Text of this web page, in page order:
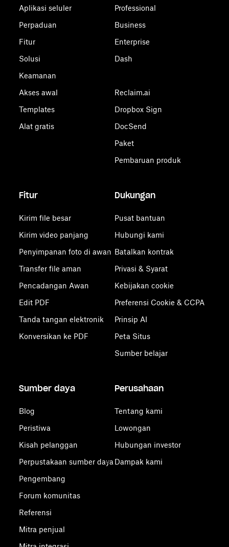
Aplikasi seluler
Perpaduan
Fitur
Solusi
Keamanan
Akses awal
Templates
Alat gratis
Professional
Business
Enterprise
Dash
Reclaim.ai
Dropbox Sign
DocSend
Paket
Pembaruan produk
Fitur
Kirim file besar
Kirim video panjang
Penyimpanan foto di awan
Transfer file aman
Pencadangan Awan
Edit PDF
Tanda tangan elektronik
Konversikan ke PDF
Dukungan
Pusat bantuan
Hubungi kami
Batalkan kontrak
Privasi & Syarat
Kebijakan cookie
Preferensi Cookie & CCPA
Prinsip AI
Peta Situs
Sumber belajar
Sumber daya
Blog
Peristiwa
Kisah pelanggan
Perpustakaan sumber daya
Pengembang
Forum komunitas
Referensi
Mitra penjual
Perusahaan
Tentang kami
Lowongan
Hubungan investor
Dampak kami